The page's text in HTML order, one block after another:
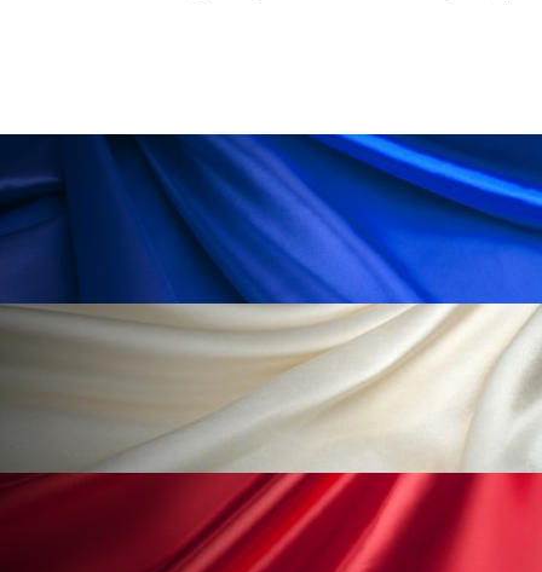
マーケティング マイクロスパ
むくみ対策 むくみ改善
メンタルケア
ライフスタイル
リカバリーウェア
リナロール 効果 リラクゼーション
レチナール レチノール